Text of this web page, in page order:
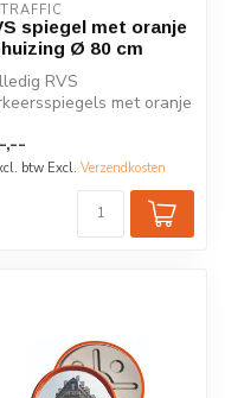
spiegel met oranje
Ø 80 cm
RVS
met oranje
en...
,--
btw Excl. Verzendkosten